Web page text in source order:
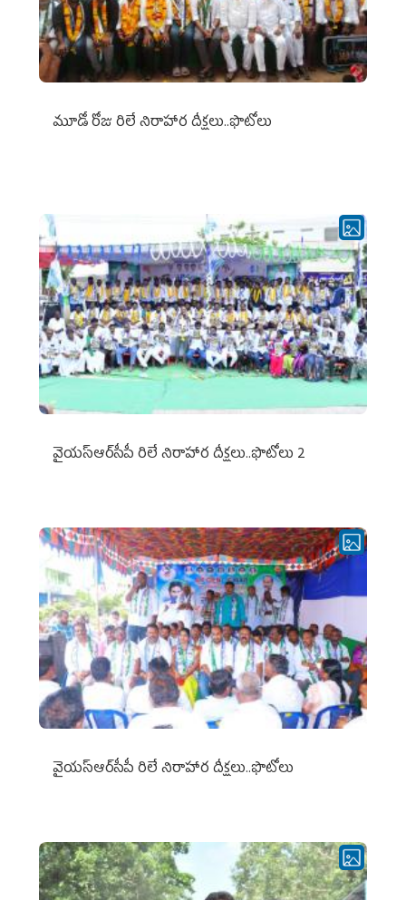
మూడో రోజు రిలే నిరాహార దీక్షలు..ఫొటోలు
వైయ‌స్ఆర్‌సీపీ రిలే నిరాహార దీక్షలు..ఫొటోలు 2
వైయ‌స్ఆర్‌సీపీ రిలే నిరాహార దీక్షలు..ఫొటోలు